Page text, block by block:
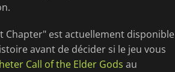
Chapter" est actuellement disponible
avant de décider si le jeu vous
Call of the Elder Gods au